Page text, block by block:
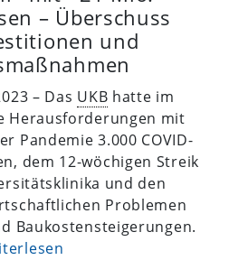
– Überschuss
und
– Das UKB hatte im
Herausforderungen mit
Pandemie 3.000 COVID-
dem 12-wöchigen Streik
und den
Problemen
Baukostensteigerungen.